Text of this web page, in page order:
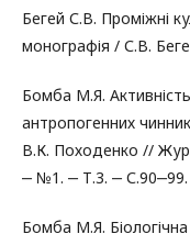
Бегей С.В. Проміжні
монографія / С.В.
Бомба М.Я.
антропогенних
В.К. Походенко //
‒ №1. ‒ Т.3. ‒ С.90‒99.
Бомба М.Я. Біологічна